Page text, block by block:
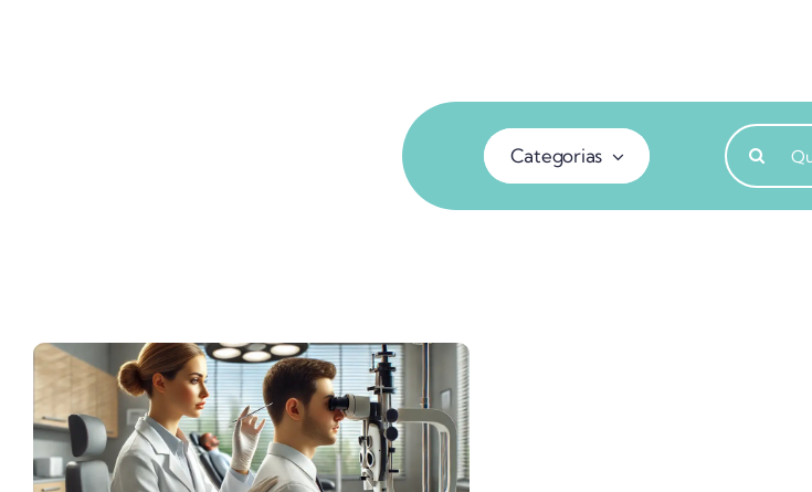
Categorias
Buscar
resultados
para: